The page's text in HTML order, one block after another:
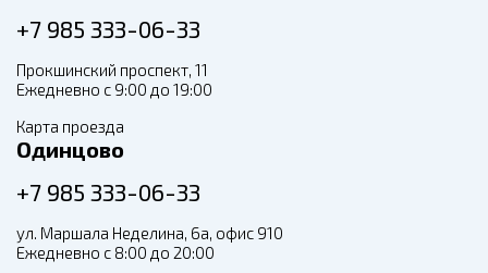
+7 985 333-06-33
Прокшинский проспект, 11
Ежедневно с 9:00 до 19:00
Карта проезда
Одинцово
+7 985 333-06-33
ул. Маршала Неделина, 6а, офис 910
Ежедневно с 8:00 до 20:00